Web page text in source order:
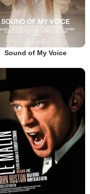
Sound of My Voice